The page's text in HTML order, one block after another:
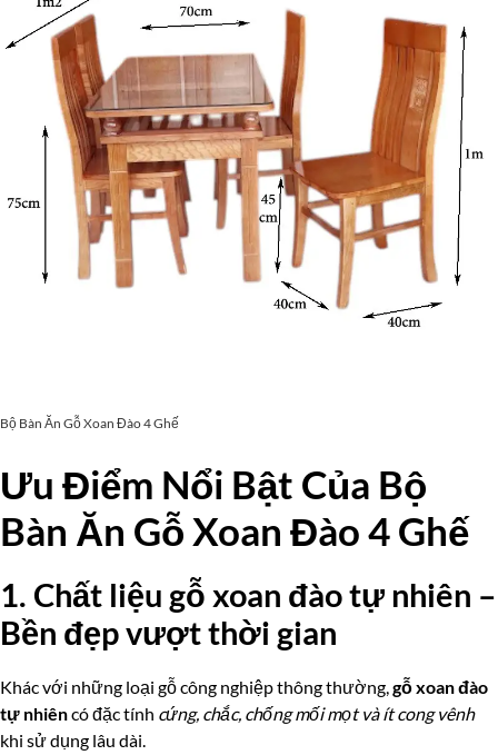
Bộ Bàn Ăn Gỗ Xoan Đào 4 Ghế
Ưu Điểm Nổi Bật Của Bộ
Bàn Ăn Gỗ Xoan Đào 4 Ghế
1. Chất liệu gỗ xoan đào tự nhiên –
Bền đẹp vượt thời gian
Khác với những loại gỗ công nghiệp thông thường,gỗ xoan đào
tự nhiêncó đặc tính cứng, chắc, chống mối mọt và ít cong vênh
khi sử dụng lâu dài.